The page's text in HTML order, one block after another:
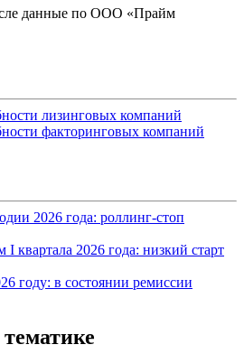
данные по ООО «Прайм
лизинговых компаний
факторинговых компаний
2026 года: роллинг-стоп
квартала 2026 года: низкий старт
году: в состоянии ремиссии